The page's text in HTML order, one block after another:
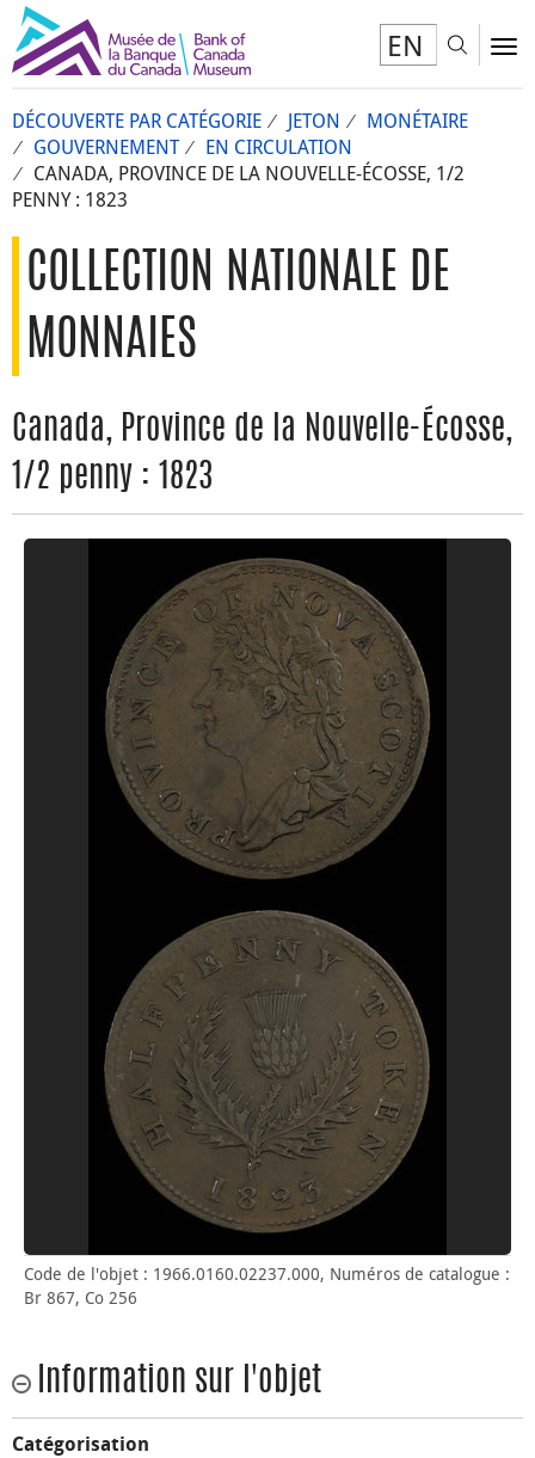
EN
DÉCOUVERTE PAR CATÉGORIE JETON
MONÉTAIRE
GOUVERNEMENT
EN CIRCULATION
CANADA, PROVINCE DE LA NOUVELLE-ÉCOSSE, 1/2
PENNY : 1823
COLLECTION NATIONALE DE
MONNAIES
Canada, Province de la Nouvelle-Écosse,
1/2 penny : 1823
Code de l'objet : 1966.0160.02237.000, Numéros de catalogue :
Br 867, Co 256
Information sur l'objet
Catégorisation